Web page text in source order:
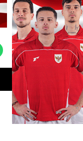
Edukasi